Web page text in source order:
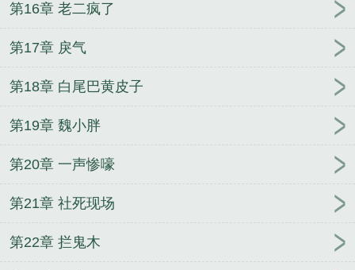
第16章 老二疯了
第17章 戾气
第18章 白尾巴黄皮子
第19章 魏小胖
第20章 一声惨嚎
第21章 社死现场
第22章 拦鬼木